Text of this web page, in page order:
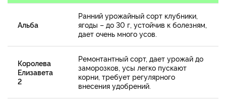
Альба
Ранний урожайный сорт клубники,
ягоды – до 30 г, устойчив к болезням,
дает очень много усов.
Королева
Елизавета
2
Ремонтантный сорт, дает урожай до
заморозков, усы легко пускают
корни, требует регулярного
внесения удобрений.